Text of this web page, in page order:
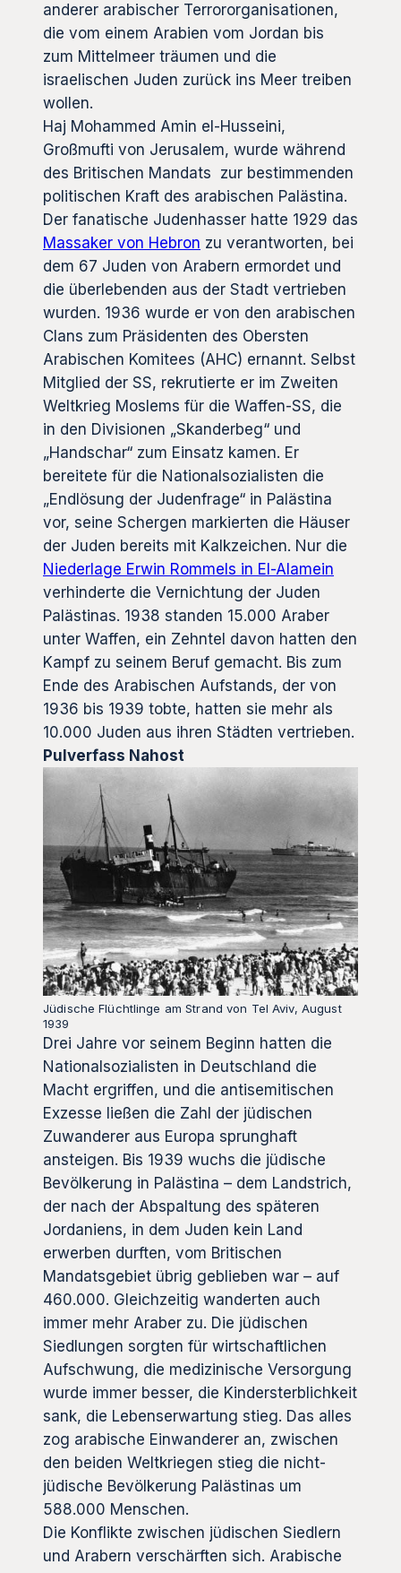
anderer arabischer Terrororganisationen,
die vom einem Arabien vom Jordan bis
zum Mittelmeer träumen und die
israelischen Juden zurück ins Meer treiben
wollen.
Haj Mohammed Amin el-Husseini,
Großmufti von Jerusalem, wurde während
des Britischen Mandats zur bestimmenden
politischen Kraft des arabischen Palästina.
Der fanatische Judenhasser hatte 1929 das
Massaker von Hebron zu verantworten, bei
dem 67 Juden von Arabern ermordet und
die überlebenden aus der Stadt vertrieben
wurden. 1936 wurde er von den arabischen
Clans zum Präsidenten des Obersten
Arabischen Komitees (AHC) ernannt. Selbst
Mitglied der SS, rekrutierte er im Zweiten
Weltkrieg Moslems für die Waffen-SS, die
in den Divisionen „Skanderbeg“ und
„Handschar“ zum Einsatz kamen. Er
bereitete für die Nationalsozialisten die
„Endlösung der Judenfrage“ in Palästina
vor, seine Schergen markierten die Häuser
der Juden bereits mit Kalkzeichen. Nur die
Niederlage Erwin Rommels in El-Alamein
verhinderte die Vernichtung der Juden
Palästinas. 1938 standen 15.000 Araber
unter Waffen, ein Zehntel davon hatten den
Kampf zu seinem Beruf gemacht. Bis zum
Ende des Arabischen Aufstands, der von
1936 bis 1939 tobte, hatten sie mehr als
10.000 Juden aus ihren Städten vertrieben.
Pulverfass Nahost
Jüdische Flüchtlinge am Strand von Tel Aviv, August
1939
Drei Jahre vor seinem Beginn hatten die
Nationalsozialisten in Deutschland die
Macht ergriffen, und die antisemitischen
Exzesse ließen die Zahl der jüdischen
Zuwanderer aus Europa sprunghaft
ansteigen. Bis 1939 wuchs die jüdische
Bevölkerung in Palästina – dem Landstrich,
der nach der Abspaltung des späteren
Jordaniens, in dem Juden kein Land
erwerben durften, vom Britischen
Mandatsgebiet übrig geblieben war – auf
460.000. Gleichzeitig wanderten auch
immer mehr Araber zu. Die jüdischen
Siedlungen sorgten für wirtschaftlichen
Aufschwung, die medizinische Versorgung
wurde immer besser, die Kindersterblichkeit
sank, die Lebenserwartung stieg. Das alles
zog arabische Einwanderer an, zwischen
den beiden Weltkriegen stieg die nicht-
jüdische Bevölkerung Palästinas um
588.000 Menschen.
Die Konflikte zwischen jüdischen Siedlern
und Arabern verschärften sich. Arabische